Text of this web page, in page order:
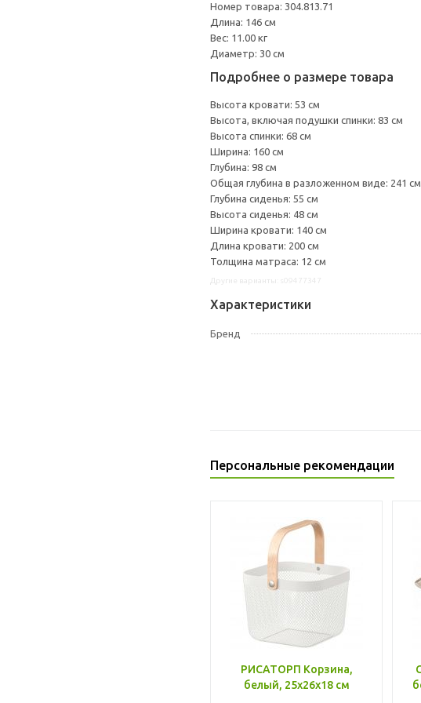
Номер товара: 304.813.71
Длина: 146 см
Вес: 11.00 кг
Диаметр: 30 см
Подробнее о размере товара
Высота кровати: 53 см
Высота, включая подушки спинки: 83 см
Высота спинки: 68 см
Ширина: 160 см
Глубина: 98 см
Общая глубина в разложенном виде: 241 см
Глубина сиденья: 55 см
Высота сиденья: 48 см
Ширина кровати: 140 см
Длина кровати: 200 см
Толщина матраса: 12 см
Характеристики
Бренд
Персональные рекомендации
РИСАТОРП Корзина,
белый, 25x26x18 см